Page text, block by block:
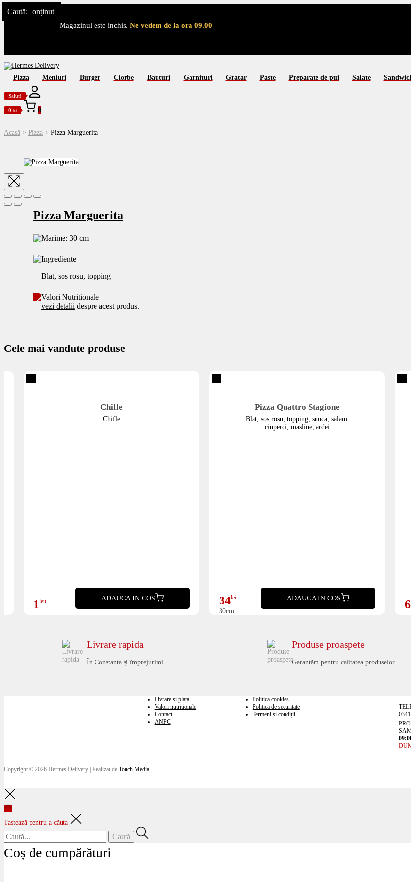
Magazinul este inchis. Ne vedem de la ora 09.00
Sari la navigare
Sari la conținut
Pizza Meniuri Burger Ciorbe Bauturi Garnituri Gratar Paste Preparate de pui Salate
Salut!
0 lei 0
Acasă > Pizza > Pizza Marguerita
Pizza Marguerita
Marime: 30 cm
Ingrediente
Blat, sos rosu, topping
Valori Nutritionale
vezi detalii despre acest produs.
Cele mai vandute produse
Chifle
Chifle
1leu ADAUGA IN COS
Pizza Quattro Stagione
Blat, sos rosu, topping, sunca, salam,
ciuperci, masline, ardei
34lei
30cm
ADAUGA IN COS 6
Livrare rapida
În Constanța și împrejurimi
Produse proaspete
Garantăm pentru calitatea produselor
Livrare si plata
Valori nutritionale
Contact
ANPC
Politica cookies
Politica de securitate
Termeni și condiții
Copyright © 2026 Hermes Delivery | Realizat de Touch Media
Tastează pentru a căuta
Caută:
Coș de cumpărături